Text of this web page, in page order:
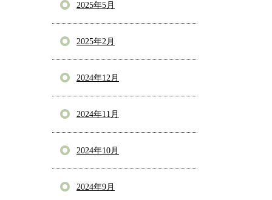
2025年5月
2025年2月
2024年12月
2024年11月
2024年10月
2024年9月